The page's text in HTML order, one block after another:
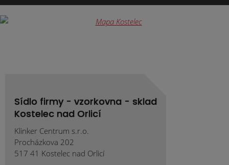
Sídlo firmy - vzorkovna - sklad
Kostelec nad Orlicí
Klinker Centrum s.r.o.
Procházkova 202
517 41 Kostelec nad Orlicí